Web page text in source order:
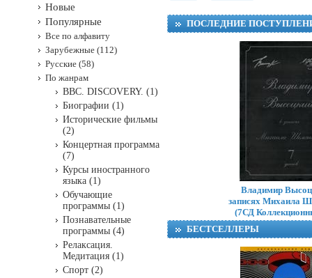
ПОСЛЕДНИЕ
Владимир
записях Михаила
(7СД
БЕСТСЕЛЛЕРЫ
Новые
Популярные
Все по алфавиту
Зарубежные (112)
Русские (58)
По жанрам
BBC. DISCOVERY. (1)
Биографии (1)
Исторические фильмы
(2)
Концертная программа
(7)
Курсы иностранного
языка (1)
Обучающие
программы (1)
Познавательные
программы (4)
Релаксация.
Медитация (1)
Спорт (2)